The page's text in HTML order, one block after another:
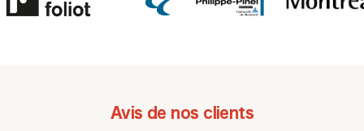
Avis de nos clients